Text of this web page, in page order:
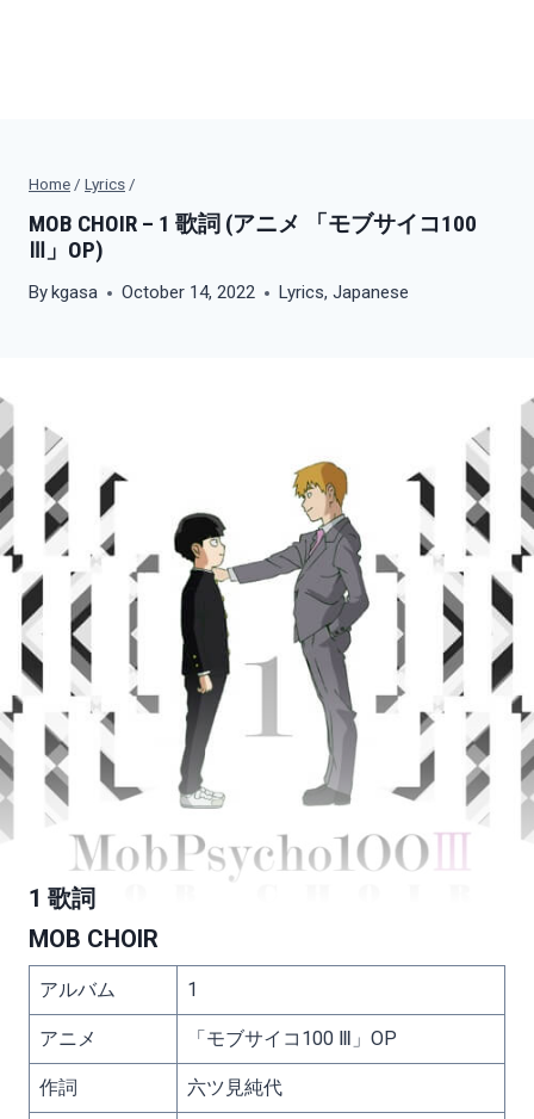
Home / Lyrics /
MOB CHOIR – 1 歌詞 (アニメ 「モブサイコ100
Ⅲ」OP)
Bykgasa October 14, 2022 Lyrics,Japanese
1 歌詞
MOB CHOIR
アルバム 1
アニメ 「モブサイコ100 Ⅲ」OP
作詞 六ツ見純代